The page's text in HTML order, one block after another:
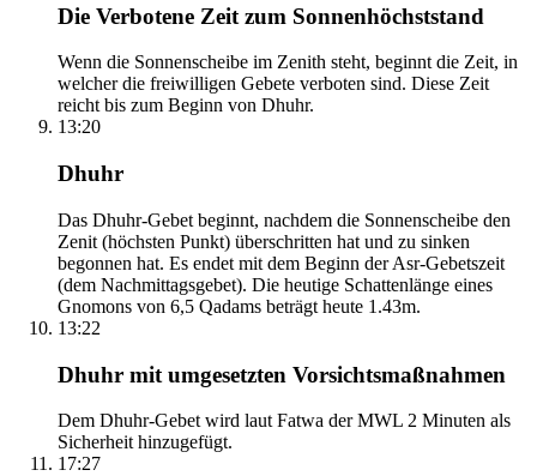
Die Verbotene Zeit zum Sonnenhöchststand
Wenn die Sonnenscheibe im Zenith steht, beginnt die Zeit, in
welcher die freiwilligen Gebete verboten sind. Diese Zeit
reicht bis zum Beginn von Dhuhr.
13:20
Dhuhr
Das Dhuhr-Gebet beginnt, nachdem die Sonnenscheibe den
Zenit (höchsten Punkt) überschritten hat und zu sinken
begonnen hat. Es endet mit dem Beginn der Asr-Gebetszeit
(dem Nachmittagsgebet). Die heutige Schattenlänge eines
Gnomons von 6,5 Qadams beträgt heute 1.43m.
13:22
Dhuhr mit umgesetzten Vorsichtsmaßnahmen
Dem Dhuhr-Gebet wird laut Fatwa der MWL 2 Minuten als
Sicherheit hinzugefügt.
17:27